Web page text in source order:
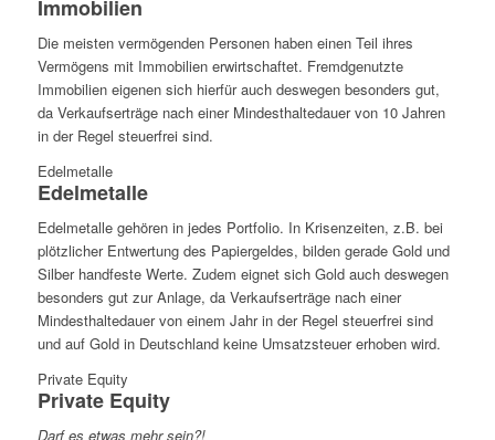
Immobilien
Die meisten vermögenden Personen haben einen Teil ihres
Vermögens mit Immobilien erwirtschaftet. Fremdgenutzte
Immobilien eigenen sich hierfür auch deswegen besonders gut,
da Verkaufserträge nach einer Mindesthaltedauer von 10 Jahren
in der Regel steuerfrei sind.
Edelmetalle
Edelmetalle
Edelmetalle gehören in jedes Portfolio. In Krisenzeiten, z.B. bei
plötzlicher Entwertung des Papiergeldes, bilden gerade Gold und
Silber handfeste Werte. Zudem eignet sich Gold auch deswegen
besonders gut zur Anlage, da Verkaufserträge nach einer
Mindesthaltedauer von einem Jahr in der Regel steuerfrei sind
und auf Gold in Deutschland keine Umsatzsteuer erhoben wird.
Private Equity
Private Equity
Darf es etwas mehr sein?!